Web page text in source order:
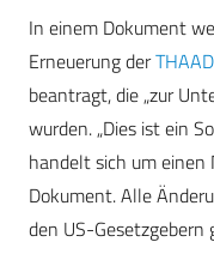
In einem Dokument
Erneuerung derTHAAD
beantragt, die „zur
wurden. „Dies ist ein
handelt sich um einen
Dokument. Alle
den US-